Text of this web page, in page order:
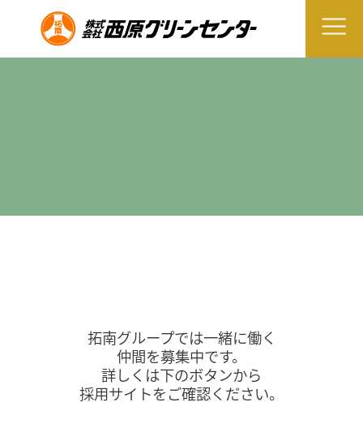
拓南グループでは一緒に働く
仲間を募集中です。
詳しくは下のボタンから
採用サイトをご確認ください。